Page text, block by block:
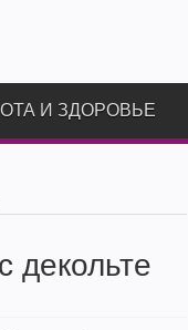
И ЗДОРОВЬЕ
декольте